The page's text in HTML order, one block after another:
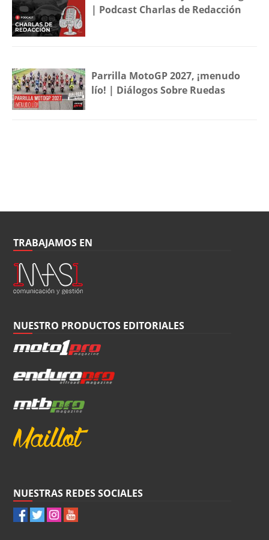
| Podcast Charlas de Redacción
Parrilla MotoGP 2027, ¡menudo
lío! | Diálogos Sobre Ruedas
TRABAJAMOS EN
NUESTRO PRODUCTOS EDITORIALES
NUESTRAS REDES SOCIALES